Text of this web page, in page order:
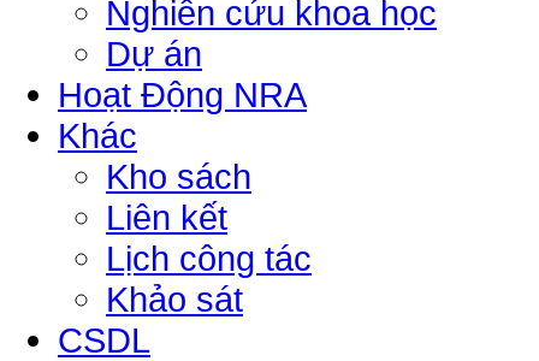
Nghiên cứu khoa học
Dự án
Hoạt Động NRA
Khác
Kho sách
Liên kết
Lịch công tác
Khảo sát
CSDL